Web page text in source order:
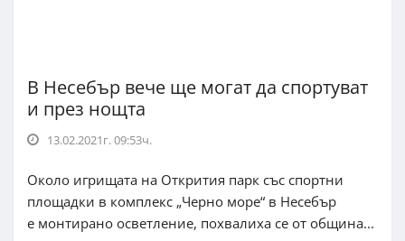
В Несебър вече ще могат да спортуват
и през нощта
13.02.2021г. 09:53ч.
Около игрищата на Открития парк със спортни
площадки в комплекс „Черно море“ в Несебър
е монтирано осветление, похвалиха се от община...